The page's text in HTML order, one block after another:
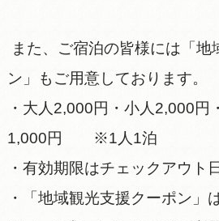
また、ご宿泊の皆様には「地
ン」もご用意しております。
・大人2,000円・小人2,000円
1,000円 ※1人1泊
・有効期限はチェックアウト
・「地域観光支援クーポン」